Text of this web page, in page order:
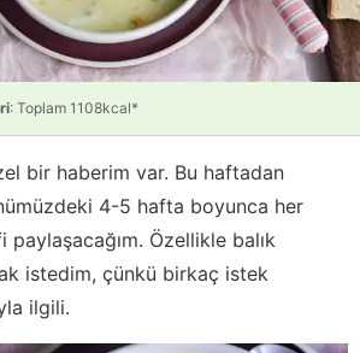
: Toplam 1108kcal*
bir haberim var. Bu haftadan
4-5 hafta boyunca her
Özellikle balık
istedim, çünkü birkaç istek
ilgili.